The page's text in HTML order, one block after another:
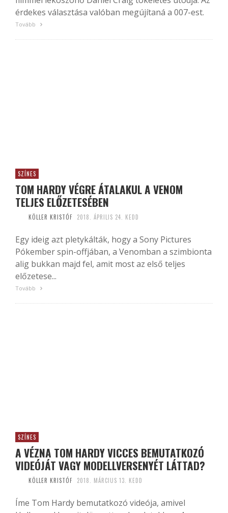
érdekes választása valóban megújítaná a 007-est.
Tovább
SZÍNES
TOM HARDY VÉGRE ÁTALAKUL A VENOM
TELJES ELŐZETESÉBEN
KÖLLER KRISTÓF 2018. ÁPRILIS 24. KEDD
Egy ideig azt pletykálták, hogy a Sony Pictures
Pókember spin-offjában, a Venomban a szimbionta
alig bukkan majd fel, amit most az első teljes
előzetese...
Tovább
SZÍNES
A VÉZNA TOM HARDY VICCES BEMUTATKOZÓ
VIDEÓJÁT VAGY MODELLVERSENYÉT LÁTTAD?
KÖLLER KRISTÓF 2018. MÁRCIUS 13. KEDD
Íme Tom Hardy bemutatkozó videója, amivel